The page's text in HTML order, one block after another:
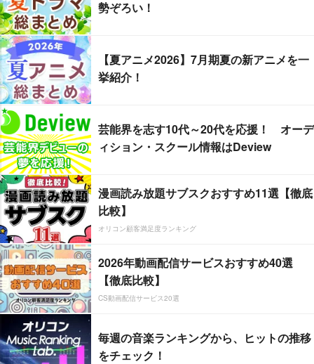
勢ぞろい！
【夏アニメ2026】7月期夏の新アニメを一
挙紹介！
芸能界を志す10代～20代を応援！ オーデ
ィション・スクール情報はDeview
漫画読み放題サブスクおすすめ11選【徹底
比較】
オリコン顧客満足度ランキング
2026年動画配信サービスおすすめ40選
【徹底比較】
CS動画配信サービス20選
毎週の音楽ランキングから、ヒットの推移
をチェック！